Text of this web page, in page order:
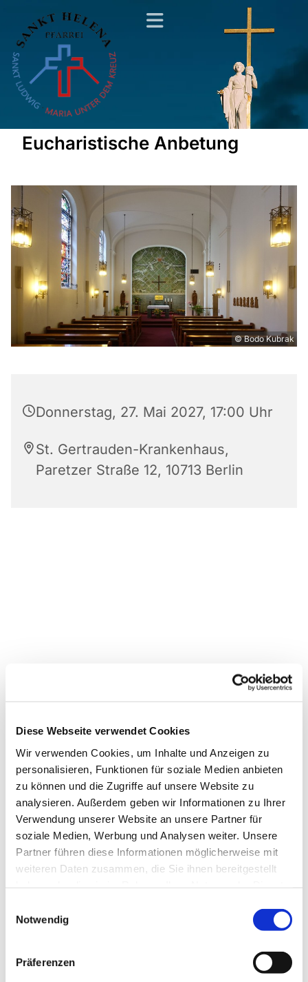
Diese Webseite verwendet Cookies
Wir verwenden Cookies, um Inhalte und Anzeigen zu
personalisieren, Funktionen für soziale Medien anbieten
zu können und die Zugriffe auf unsere Website zu
analysieren. Außerdem geben wir Informationen zu Ihrer
Verwendung unserer Website an unsere Partner für
soziale Medien, Werbung und Analysen weiter. Unsere
Partner führen diese Informationen möglicherweise mit
weiteren Daten zusammen, die Sie ihnen bereitgestellt
Notwendig
Präferenzen
Eucharistische Anbetung
© Bodo Kubrak
Donnerstag, 27. Mai 2027, 17:00 Uhr
St. Gertrauden-Krankenhaus,
Paretzer Straße 12, 10713 Berlin
Dies könnte Sie auch
interessieren